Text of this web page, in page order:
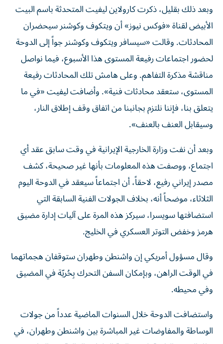
وبعد ذلك بقليل، ذكرت كارولاين ليفيت المتحدثة باسم البيت
الأبيض لقناة «فوكس نيوز» أن ويتكوف وكوشنر سيحضران
المحادثات. وقالت «سيسافر ويتكوف وكوشنر جواً إلى الدوحة
لحضور اجتماعات رفيعة المستوى هذا الأسبوع، فيما نواصل
مناقشة مذكرة التفاهم. وعلى هامش تلك ‌المحادثات رفيعة
المستوى، ستعقد محادثات فنية». وأضافت ليفيت «في ما
يتعلق بنا، ‌فإننا نلتزم بجانبنا من اتفاق وقف إطلاق النار،
وسيقابل العنف بالعنف».
وبعد أن نفت وزارة الخارجية الإيرانية في وقت سابق عقد أي
اجتماع، ووصفت هذه المعلومات بأنها غير صحيحة، كشف
مصدر إيراني رفيع، لاحقاً، أن اجتماعاً سيعقد في الدوحة اليوم
الثلاثاء، موضحاً أنه، بخلاف الجولات الفنية السابقة التي
استضافتها سويسرا، سيركز هذه المرة على آليات إدارة مضيق
هرمز وخفض التوتر العسكري في الخليج.
وقال مسؤول أمريكي إن واشنطن وطهران ستوقفان هجماتهما
في الوقت الراهن، وبإمكان السفن التحرك بِحُريّة في المضيق
وفي محيطه.
واستضافت الدوحة خلال السنوات الماضية عدداً من جولات
الوساطة والمفاوضات غير المباشرة بين واشنطن وطهران، في